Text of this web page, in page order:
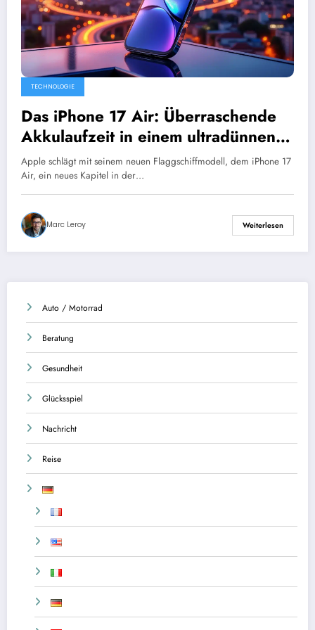
TECHNOLOGIE
Das iPhone 17 Air: Überraschende
Akkulaufzeit in einem ultradünnen
Design
Apple schlägt mit seinem neuen Flaggschiffmodell, dem iPhone 17
Air, ein neues Kapitel in der…
Marc Leroy Weiterlesen
Auto / Motorrad
Beratung
Gesundheit
Glücksspiel
Nachricht
Reise